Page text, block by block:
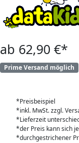
ab 62,90 €*
Prime Versand möglich
*Preisbeispiel
*inkl. MwSt. zzgl.
*Lieferzeit
*der Preis kann sich
*durchgestrichener